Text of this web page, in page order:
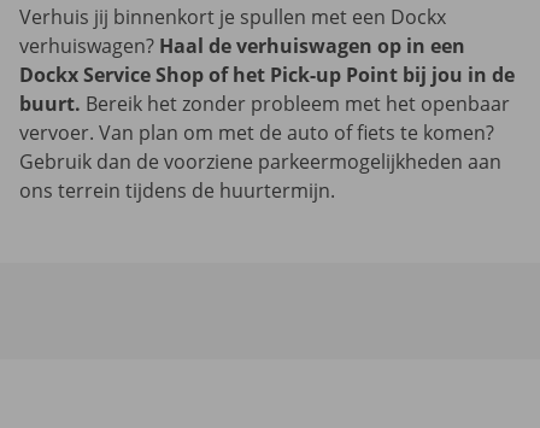
Verhuis jij binnenkort je spullen met een Dockx
verhuiswagen? Haal de verhuiswagen op in een
Dockx Service Shop of het Pick-up Point bij jou in de
buurt. Bereik het zonder probleem met het openbaar
vervoer. Van plan om met de auto of fiets te komen?
Gebruik dan de voorziene parkeermogelijkheden aan
ons terrein tijdens de huurtermijn.